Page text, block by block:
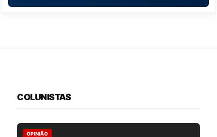
COLUNISTAS
OPINIÃO